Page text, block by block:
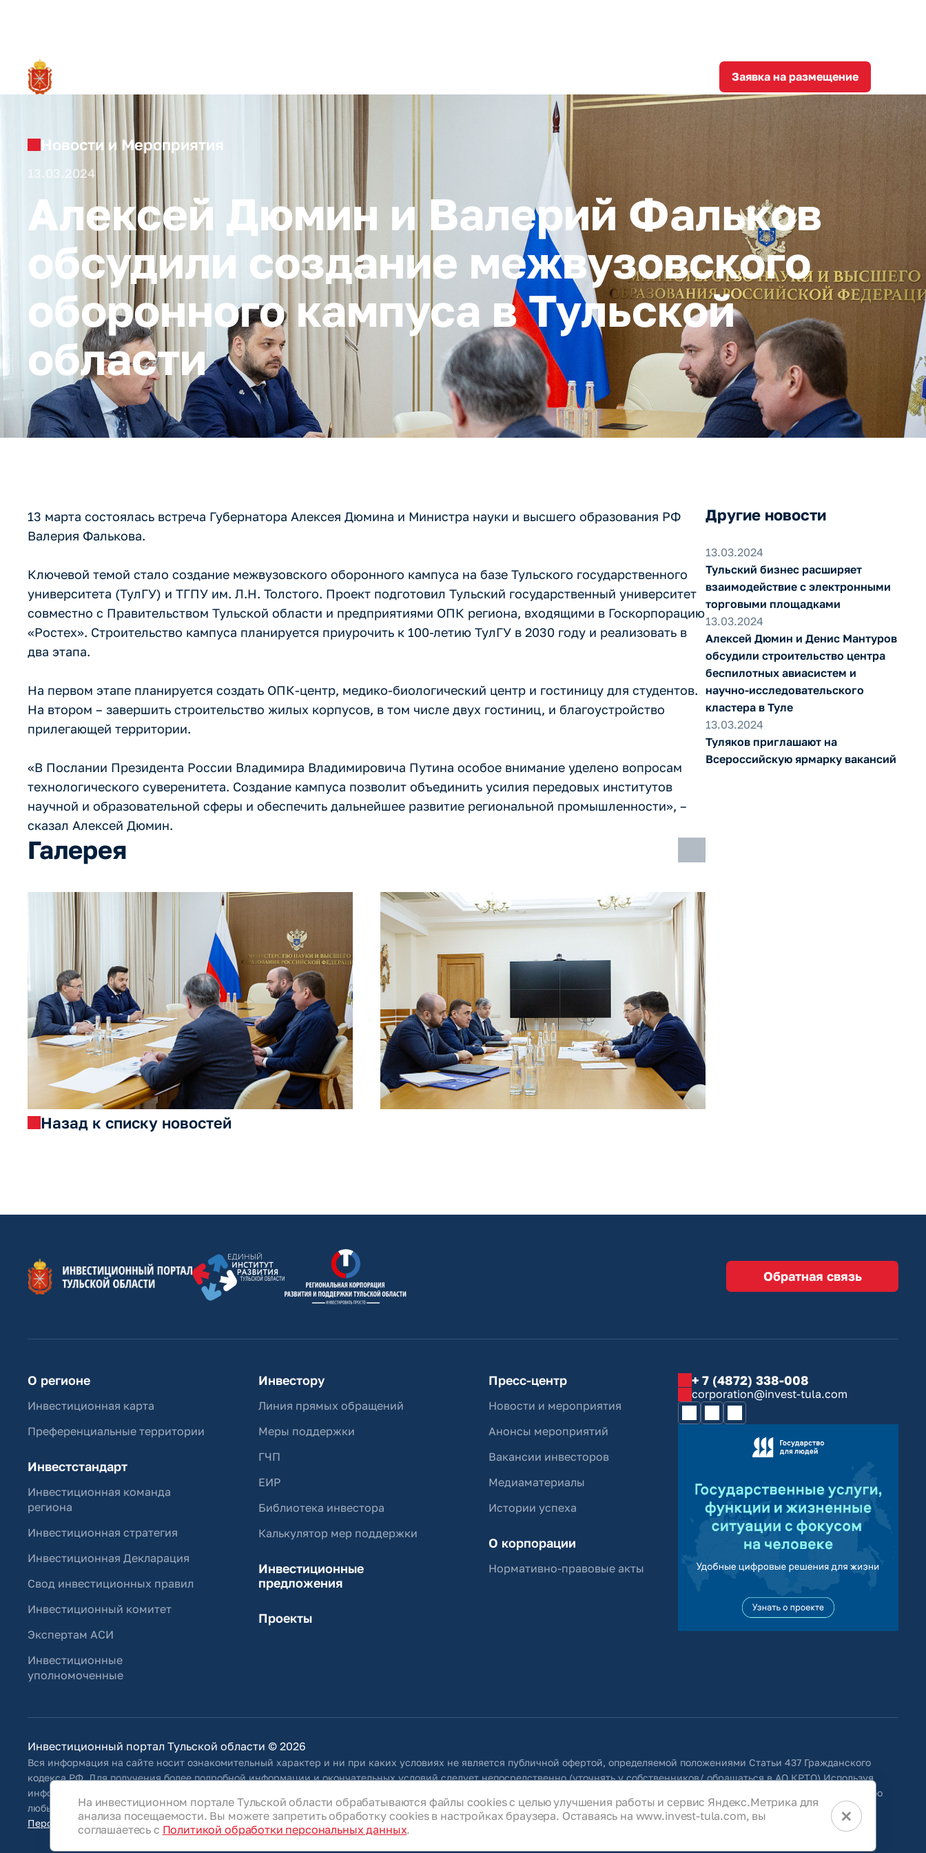
Заявка на размещение
Новости и Мероприятия
13.03.2024
Алексей Дюмин и Валерий Фальков
обсудили создание межвузовского
оборонного кампуса в Тульской
области
13 марта состоялась встреча Губернатора Алексея Дюмина и Министра науки и высшего образования РФ
Валерия Фалькова.
Ключевой темой стало создание межвузовского оборонного кампуса на базе Тульского государственного
университета (ТулГУ) и ТГПУ им. Л.Н. Толстого. Проект подготовил Тульский государственный университет
совместно с Правительством Тульской области и предприятиями ОПК региона, входящими в Госкорпорацию
«Ростех». Строительство кампуса планируется приурочить к 100-летию ТулГУ в 2030 году и реализовать в
два этапа.
На первом этапе планируется создать ОПК-центр, медико-биологический центр и гостиницу для студентов.
На втором – завершить строительство жилых корпусов, в том числе двух гостиниц, и благоустройство
прилегающей территории.
«В Послании Президента России Владимира Владимировича Путина особое внимание уделено вопросам
технологического суверенитета. Создание кампуса позволит объединить усилия передовых институтов
научной и образовательной сферы и обеспечить дальнейшее развитие региональной промышленности», –
сказал Алексей Дюмин.
Галерея
Назад к списку новостей
Другие новости
13.03.2024
Тульский бизнес расширяет
взаимодействие с электронными
торговыми площадками
13.03.2024
Алексей Дюмин и Денис Мантуров
обсудили строительство центра
беспилотных авиасистем и
научно-исследовательского
кластера в Туле
13.03.2024
Туляков приглашают на
Всероссийскую ярмарку вакансий
Обратная связь
О регионе
Инвестиционная карта
Преференциальные территории
Инвестстандарт
Инвестиционная команда
региона
Инвестиционная стратегия
Инвестиционная Декларация
Свод инвестиционных правил
Инвестиционный комитет
Экспертам АСИ
Инвестиционные
уполномоченные
Инвестору
Линия прямых обращений
Меры поддержки
ГЧП
ЕИР
Библиотека инвестора
Калькулятор мер поддержки
Инвестиционные
предложения
Проекты
Пресс-центр
Новости и мероприятия
Анонсы мероприятий
Вакансии инвесторов
Медиаматериалы
Истории успеха
О корпорации
Нормативно-правовые акты
+ 7 (4872) 338-008
corporation@invest-tula.com
Инвестиционный портал Тульской области © 2026
Вся информация на сайте носит ознакомительный характер и ни при каких условиях не является публичной офертой, определяемой положениями Статьи 437 Гражданского
кодекса РФ. Для получения более подробной информации и окончательных условий следует непосредственно (уточнять у собственников/ обращаться в АО КРТО).Используя
информацию, указанную на сайте, Общество оставляет за собой право в любое время без специального уведомления вносить изменения, удалять, исправлять, дополнять, либо
любым иным способом обновлять информацию, размещенную во всех разделах данного сайта.
Персональные данные
×
На инвестиционном портале Тульской области обрабатываются файлы cookies с целью улучшения работы и сервис Яндекс.Метрика для
анализа посещаемости. Вы можете запретить обработку cookies в настройках браузера. Оставаясь на www.invest-tula.com, вы
соглашаетесь с Политикой обработки персональных данных.